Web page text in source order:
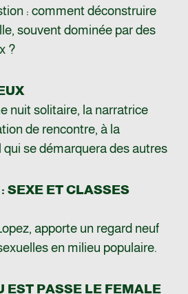
: comment déconstruire
souvent dominée par des
?
nuit solitaire, la narratrice
de rencontre, à la
qui se démarquera des autres
SEXE ET CLASSES
apporte un regard neuf
en milieu populaire.
EST PASSE LE FEMALE